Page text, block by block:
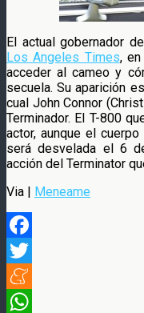
El actual gobernador
Los Angeles Times, en
acceder al cameo y
secuela. Su aparición
cual John Connor
Terminador. El T-800
actor, aunque el
será desvelada el 6
acción del Terminator
Via | Meneame
Facebook
Twitter
Meneame